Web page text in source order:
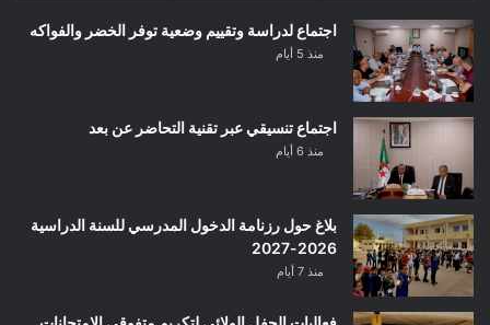
اجتماع لدراسة وتقييم وضعية توفر الخضر والفواكه
منذ 5 أيام
اجتماع تنسيقي عبر تقنية التحاضر عن بعد
منذ 6 أيام
بلاغ حول رزنامة الدخول المدرسي للسنة الدراسية
2026-2027
منذ 7 أيام